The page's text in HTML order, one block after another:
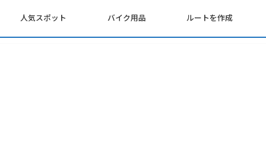
人気スポット バイク用品 ルートを作成